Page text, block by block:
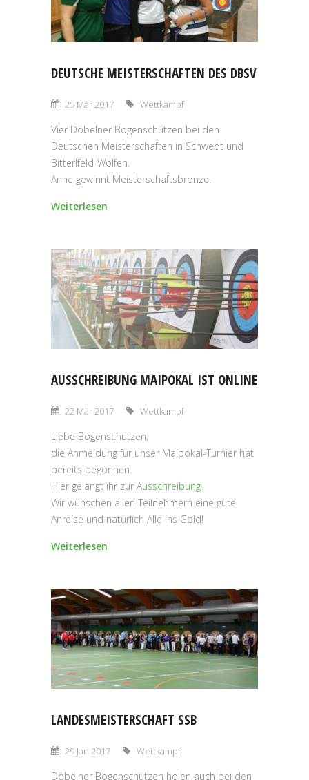
DEUTSCHE MEISTERSCHAFTEN DES DBSV
25 Mär 2017 Wettkampf
Vier Döbelner Bogenschützen bei den
Deutschen Meisterschaften in Schwedt und
Bitterlfeld-Wolfen.
Anne gewinnt Meisterschaftsbronze.
Weiterlesen
AUSSCHREIBUNG MAIPOKAL IST ONLINE
22 Mär 2017 Wettkampf
Liebe Bogenschützen,
die Anmeldung für unser Maipokal-Turnier hat
bereits begonnen.
Hier gelangt ihr zur Ausschreibung
Wir wünschen allen Teilnehmern eine gute
Anreise und natürlich Alle ins Gold!
Weiterlesen
LANDESMEISTERSCHAFT SSB
29 Jan 2017 Wettkampf
Döbelner Bogenschützen holen auch bei den